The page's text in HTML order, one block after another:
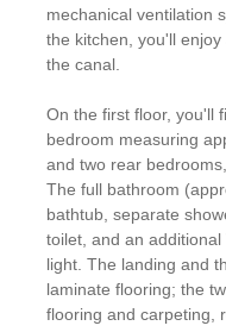
mechanical ventilation
the kitchen, you'll
the canal.
On the first floor, you'll
bedroom measuring
and two rear
The full bathroom
bathtub, separate
toilet, and an
light. The landing and
laminate flooring; the
flooring and carpeting,